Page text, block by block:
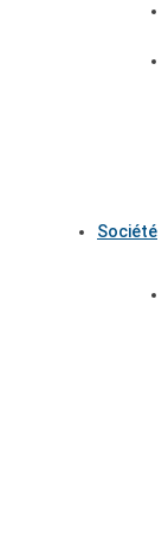
Société